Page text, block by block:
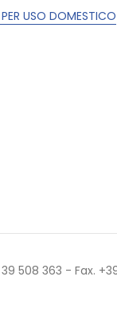
PER USO DOMESTICO
508 363 - Fax.